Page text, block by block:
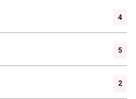
4
5
2